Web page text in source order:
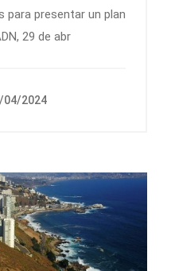
para presentar un plan
29 de abr
04/2024